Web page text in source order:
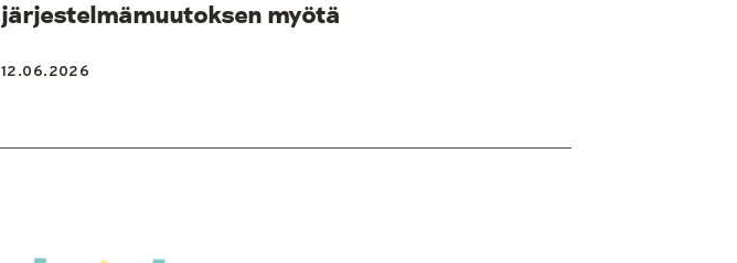
järjestelmämuutoksen myötä
12.06.2026